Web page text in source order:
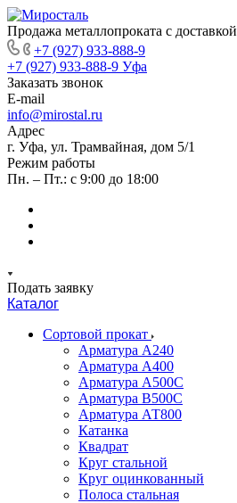
Продажа металлопроката с доставкой
+7 (927) 933-888-9
+7 (927) 933-888-9 Уфа
Заказать звонок
E-mail
info@mirostal.ru
Адрес
г. Уфа, ул. Трамвайная, дом 5/1
Режим работы
Пн. – Пт.: с 9:00 до 18:00
Подать заявку
Каталог
Сортовой прокат
Арматура А240
Арматура А400
Арматура А500C
Арматура В500С
Арматура АТ800
Катанка
Квадрат
Круг стальной
Круг оцинкованный
Полоса стальная